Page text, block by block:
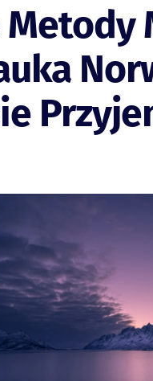
Metody